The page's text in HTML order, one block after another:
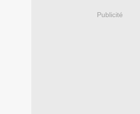
Publicité